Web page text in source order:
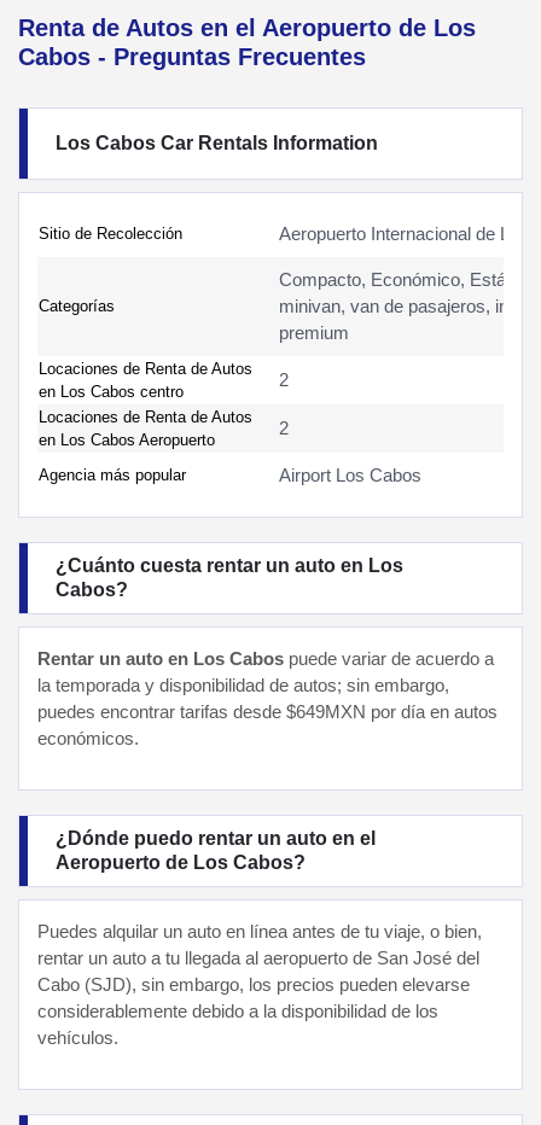
Renta de Autos en el Aeropuerto de Los
Cabos - Preguntas Frecuentes
Los Cabos Car Rentals Information
Sitio de Recolección Aeropuerto Internacional de Los
Categorías
Compacto, Económico,
minivan, van de pasajeros,
premium
Locaciones de Renta de Autos
en Los Cabos centro
2
Locaciones de Renta de Autos
en Los Cabos Aeropuerto
2
Agencia más popular Airport Los Cabos
¿Cuánto cuesta rentar un auto en Los
Cabos?
Rentar un auto en Los Cabos puede variar de acuerdo a
la temporada y disponibilidad de autos; sin embargo,
puedes encontrar tarifas desde $649MXN por día en autos
económicos.
¿Dónde puedo rentar un auto en el
Aeropuerto de Los Cabos?
Puedes alquilar un auto en línea antes de tu viaje, o bien,
rentar un auto a tu llegada al aeropuerto de San José del
Cabo (SJD), sin embargo, los precios pueden elevarse
considerablemente debido a la disponibilidad de los
vehículos.